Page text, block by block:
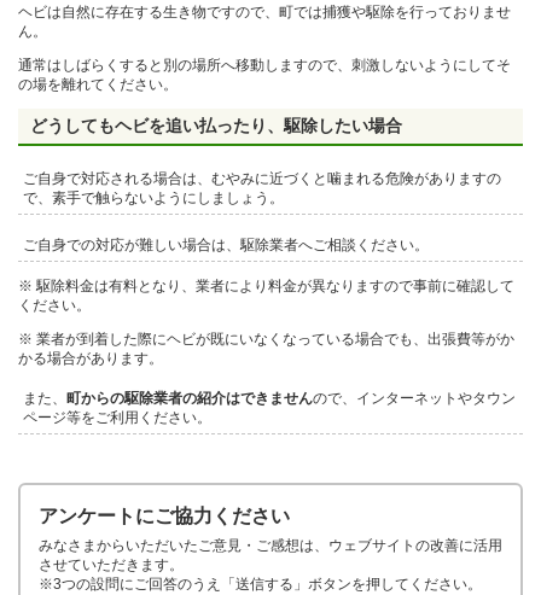
ヘビは自然に存在する生き物ですので、町では捕獲や駆除を行っておりませ
ん。
通常はしばらくすると別の場所へ移動しますので、刺激しないようにしてそ
の場を離れてください。
どうしてもヘビを追い払ったり、駆除したい場合
ご自身で対応される場合は、むやみに近づくと噛まれる危険がありますの
で、素手で触らないようにしましょう。
ご自身での対応が難しい場合は、駆除業者へご相談ください。
※ 駆除料金は有料となり、業者により料金が異なりますので事前に確認して
ください。
※ 業者が到着した際にヘビが既にいなくなっている場合でも、出張費等がか
かる場合があります。
また、 町からの駆除業者の紹介はできませんので、インターネットやタウン
ページ等をご利用ください。
アンケートにご協力ください
みなさまからいただいたご意見・ご感想は、ウェブサイトの改善に活用
させていただきます。
※3つの設問にご回答のうえ「送信する」ボタンを押してください。